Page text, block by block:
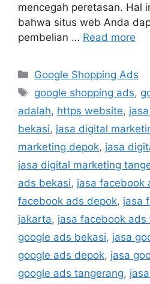
mencegah peretasan. Hal
bahwa situs web Anda
pembelian … Read more
Google Shopping Ads
google shopping ads,
adalah, https website,
bekasi, jasa digital
marketing depok, jasa
jasa digital marketing
ads bekasi, jasa facebook
facebook ads depok, jasa
jakarta, jasa facebook ads
google ads bekasi, jasa
google ads depok, jasa
google ads tangerang,